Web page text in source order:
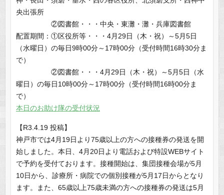
央出張所
②図書館・・・中央・東灘・灘・兵庫図書館
配置期間：①区役所等・・・4月29日（木・祝）～5月5日
（水曜日）の毎日9時00分～17時00分（受付時間16時30分ま
で）
②図書館・・・4月29日（木・祝）～5月5日（水
曜日）の毎日10時00分～17時00分（受付時間16時00分ま
で）
本日のお助け隊の受付状況
【R3.4.19 投稿】
神戸市では4月19日より75歳以上の方への接種券の発送を開
始しました。本日、4月20日より電話および特設WEBサイト
で予約を受付ております。接種開始は、集団接種会場が5月
10日から、診療所・病院での個別接種が5月17日からとなり
ます。また、65歳以上75歳未満の方への接種券の発送は5月